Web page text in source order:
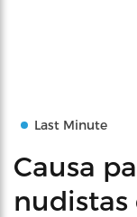
Last Minute
Causa
nudistas